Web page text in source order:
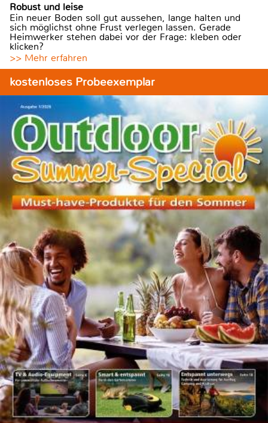
Robust und leise
Ein neuer Boden soll gut aussehen, lange halten und
sich möglichst ohne Frust verlegen lassen. Gerade
Heimwerker stehen dabei vor der Frage: kleben oder
klicken?
>> Mehr erfahren
kostenloses Probeexemplar